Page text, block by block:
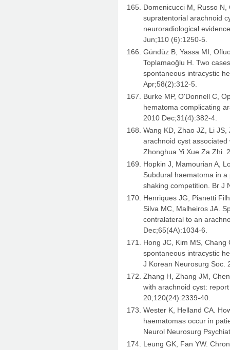
Domenicucci M, Russo
supratentorial arachnoid
neuroradiological
Jun;110 (6):1250-5.
Gündüz B, Yassa MI,
Toplamaoğlu H. Two
spontaneous intracystic
Apr;58(2):312-5.
Burke MP, O'Donnell C,
hematoma complicating
2010 Dec;31(4):382-4.
Wang KD, Zhao JZ, Li
arachnoid cyst
Zhonghua Yi Xue Za Zhi.
Hopkin J, Mamourian A,
Subdural haematoma in
shaking competition. Br J
Henriques JG, Pianetti
Silva MC, Malheiros JA.
contralateral to an
Dec;65(4A):1034-6.
Hong JC, Kim MS, Chang
spontaneous intracystic
J Korean Neurosurg Soc.
Zhang H, Zhang JM,
with arachnoid cyst:
20;120(24):2339-40.
Wester K, Helland CA.
haematomas occur in
Neurol Neurosurg
Leung GK, Fan YW.